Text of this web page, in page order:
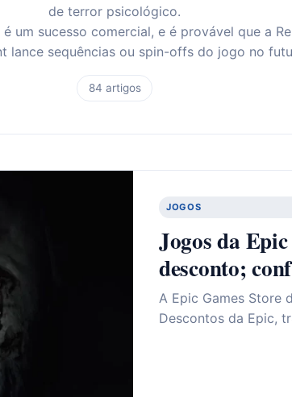
de terror psicológico.
um sucesso comercial, e é provável que a
lance sequências ou spin-offs do jogo no
84 artigos
JOGOS
Jogos da
desconto;
A Epic Games Store
Descontos da Epic,